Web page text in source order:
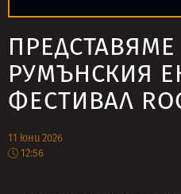
РУМЪНСКИЯ
ФЕСТИВАЛ
11 юни 2026
12:56